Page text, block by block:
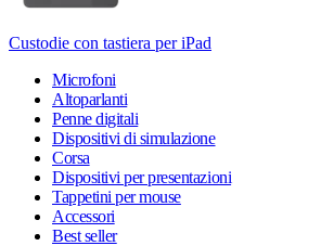
Custodie con tastiera per iPad
Microfoni
Altoparlanti
Penne digitali
Dispositivi di simulazione
Corsa
Dispositivi per presentazioni
Tappetini per mouse
Accessori
Best seller